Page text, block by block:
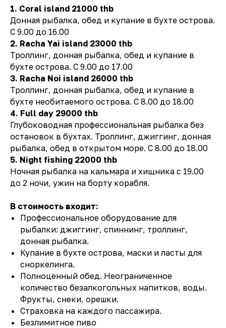
1. Coral island 21000 thb
Донная рыбалка, обед и купание в бухте острова.
С 9.00 до 16.00
2. Racha Yai island 23000 thb
Троллинг, донная рыбалка, обед и купание в
бухте острова. С 9.00 до 17.00
3. Racha Noi island 26000 thb
Троллинг, донная рыбалка, обед и купание в
бухте необитаемого острова. С 8.00 до 18.00
4. Full day 29000 thb
Глубоководная профессиональная рыбалка без
остановок в бухтах. Троллинг, джиггинг, донная
рыбалка, обед в открытом море. С 8.00 до 18.00
5. Night fishing 22000 thb
Ночная рыбалка на кальмара и хищника с 19.00
до 2 ночи, ужин на борту корабля.
В стоимость входит:
Профессиональное оборудование для
рыбалки: джиггинг, спиннинг, троллинг,
донная рыбалка.
Купание в бухте острова, маски и ласты для
сноркелинга.
Полноценный обед. Неограниченное
количество безалкогольных напитков, воды.
Фрукты, снеки, орешки.
Страховка на каждого пассажира.
Безлимитное пиво
Прокат байков
У нас вы также можете
арендовать